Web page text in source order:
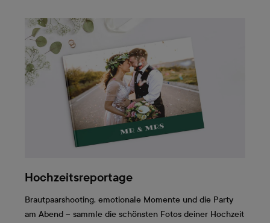
Hochzeitsreportage
Brautpaarshooting, emotionale Momente und die Party
am Abend – sammle die schönsten Fotos deiner Hochzeit